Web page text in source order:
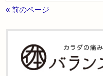
« 前のページ